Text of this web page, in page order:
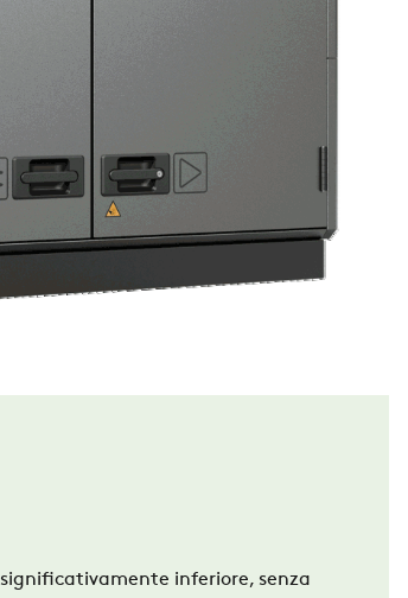
significativamente inferiore, senza